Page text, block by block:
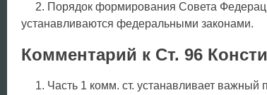
2. Порядок формирования Совета
устанавливаются федеральными законами.
Комментарий к Ст. 96
1. Часть 1 комм. ст. устанавливает